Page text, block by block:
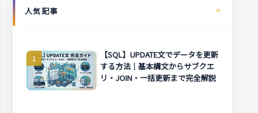
人気記事
【SQL】UPDATE文でデータを更新
する方法｜基本構文からサブクエ
リ・JOIN・一括更新まで完全解説